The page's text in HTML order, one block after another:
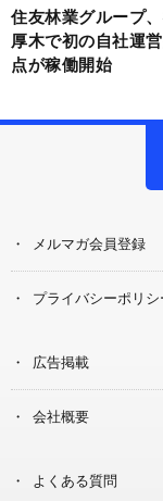
住友林業グループ、
厚木で初の自社運
点が稼働開始
メルマガ会員登録
プライバシーポリシ
広告掲載
会社概要
よくある質問